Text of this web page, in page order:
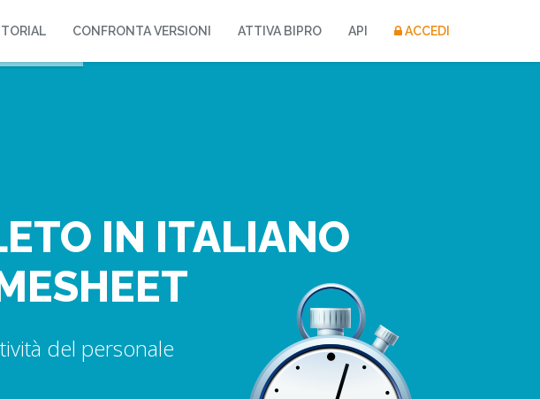
CONFRONTAVERSIONI ATTIVA BIPRO API ACCEDI
IN ITALIANO
del personale